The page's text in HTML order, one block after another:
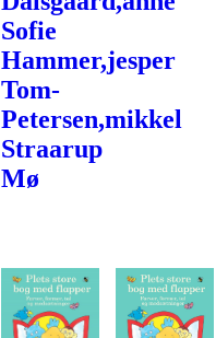
Sofie
Hammer,jesper
Tom-
Petersen,mikkel
Straarup
Mø